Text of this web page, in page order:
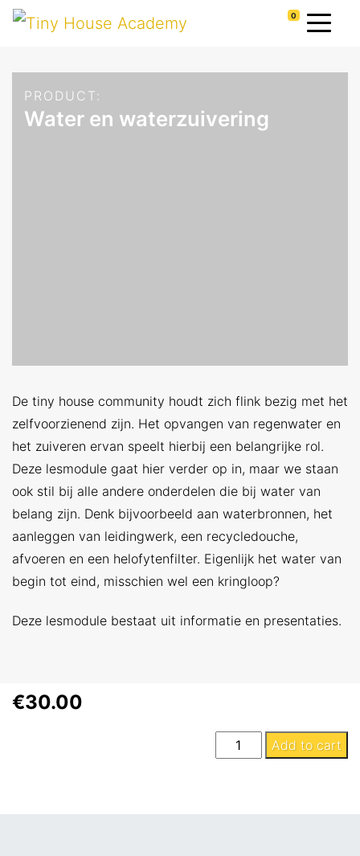
0
PRODUCT:
Water en waterzuivering
De tiny house community houdt zich flink bezig met het
zelfvoorzienend zijn. Het opvangen van regenwater en
het zuiveren ervan speelt hierbij een belangrijke rol.
Deze lesmodule gaat hier verder op in, maar we staan
ook stil bij alle andere onderdelen die bij water van
belang zijn. Denk bijvoorbeeld aan waterbronnen, het
aanleggen van leidingwerk, een recycledouche,
afvoeren en een helofytenfilter. Eigenlijk het water van
begin tot eind, misschien wel een kringloop?
Deze lesmodule bestaat uit informatie en presentaties.
€30.00
Water
Add to cart